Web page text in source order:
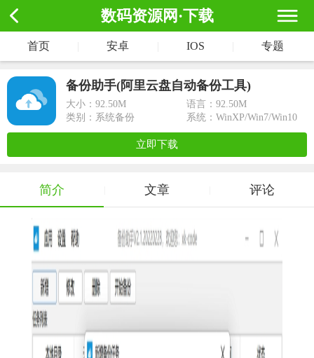
数码资源网·下载
首页 安卓 IOS 专题
备份助手(阿里云盘自动备份工具)
大小： 92.50M
语言：92.50M
类别：系统备份
系统：WinXP/Win7/Win10
立即下载
简介 文章 评论